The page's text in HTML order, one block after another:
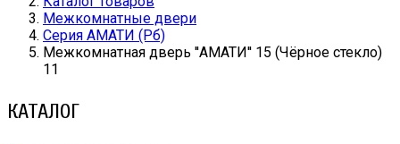
Межкомнатные двери
Серия АМАТИ (Рб)
Межкомнатная дверь ''АМАТИ'' 15 (Чёрное стекло)
11
КАТАЛОГ